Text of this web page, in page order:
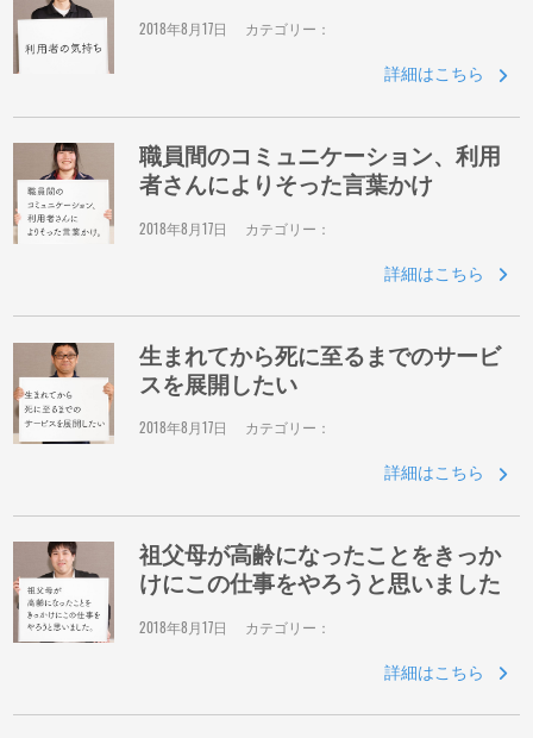
2018年8月17日 カテゴリー：
詳細はこちら
職員間のコミュニケーション、利用
者さんによりそった言葉かけ
2018年8月17日 カテゴリー：
詳細はこちら
生まれてから死に至るまでのサービ
スを展開したい
2018年8月17日 カテゴリー：
詳細はこちら
祖父母が高齢になったことをきっか
けにこの仕事をやろうと思いました
2018年8月17日 カテゴリー：
詳細はこちら